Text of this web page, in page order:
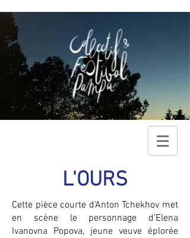
L'OURS
Cette pièce courte d'Anton Tchekhov met
en scène le personnage d’Elena
Ivanovna Popova, jeune veuve éplorée